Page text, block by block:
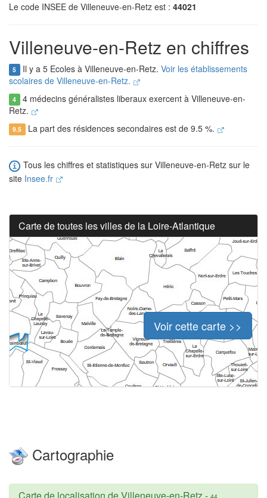
Le code INSEE de Villeneuve-en-Retz est : 44021
Villeneuve-en-Retz en chiffres
5 Il y a 5 Ecoles à Villeneuve-en-Retz. Voir les établissements
scolaires de Villeneuve-en-Retz.
4 4 médecins généralistes liberaux exercent à Villeneuve-en-
Retz.
9.5 La part des résidences secondaires est de 9.5 %.
Tous les chiffres et statistiques sur Villeneuve-en-Retz sur le
site Insee.fr
Carte de toutes les villes de la Loire-Atlantique
Voir cette carte >>
Cartographie